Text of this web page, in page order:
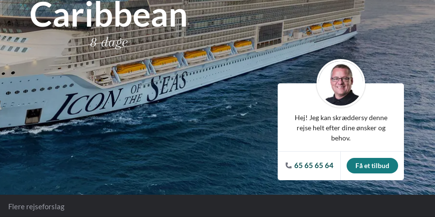
VIVA Cruises
Caribbean
8 dage
Hej! Jeg kan skræddersy denne
rejse helt efter dine ønsker og
behov.
65 65 65 64 Få et tilbud
Flere rejseforslag